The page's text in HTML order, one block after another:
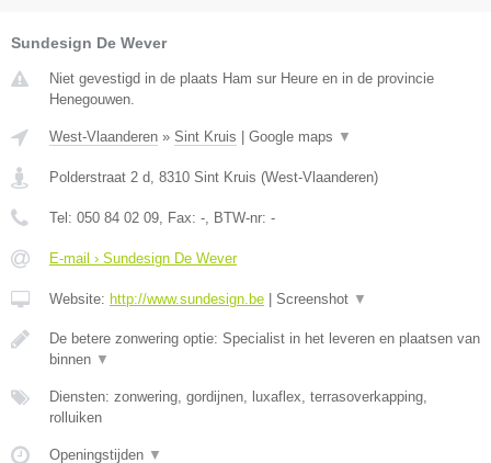
Sundesign De Wever
Niet gevestigd in de plaats Ham sur Heure en in de provincie
Henegouwen.
West-Vlaanderen » Sint Kruis Google maps ▼
Polderstraat 2 d, 8310 Sint Kruis (West-Vlaanderen)
Tel: 050 84 02 09, Fax: -, BTW-nr: -
E-mail › Sundesign De Wever
Website: http://www.sundesign.be Screenshot ▼
De betere zonwering optie: Specialist in het leveren en plaatsen van
binnen ▼
Diensten: zonwering, gordijnen, luxaflex, terrasoverkapping,
rolluiken
Openingstijden ▼